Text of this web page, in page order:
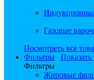
Газовые
Посмотреть все
Фильтры
Показать
Фильтры
Жировые